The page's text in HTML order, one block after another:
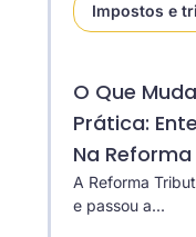
Impostos e
O Que
Prática:
Na
A Reforma
e passou a...